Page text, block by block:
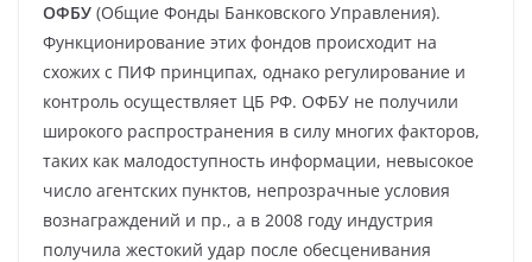
ОФБУ (Общие Фонды Банковского Управления).
Функционирование этих фондов происходит на
схожих с ПИФ принципах, однако регулирование и
контроль осуществляет ЦБ РФ. ОФБУ не получили
широкого распространения в силу многих факторов,
таких как малодоступность информации, невысокое
число агентских пунктов, непрозрачные условия
вознаграждений и пр., а в 2008 году индустрия
получила жестокий удар после обесценивания